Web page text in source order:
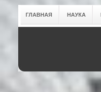
ГЛАВНАЯ НАУКА